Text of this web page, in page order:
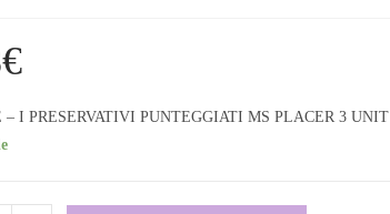
€
– I PRESERVATIVI PUNTEGGIATI MS PLACER 3 UNIT